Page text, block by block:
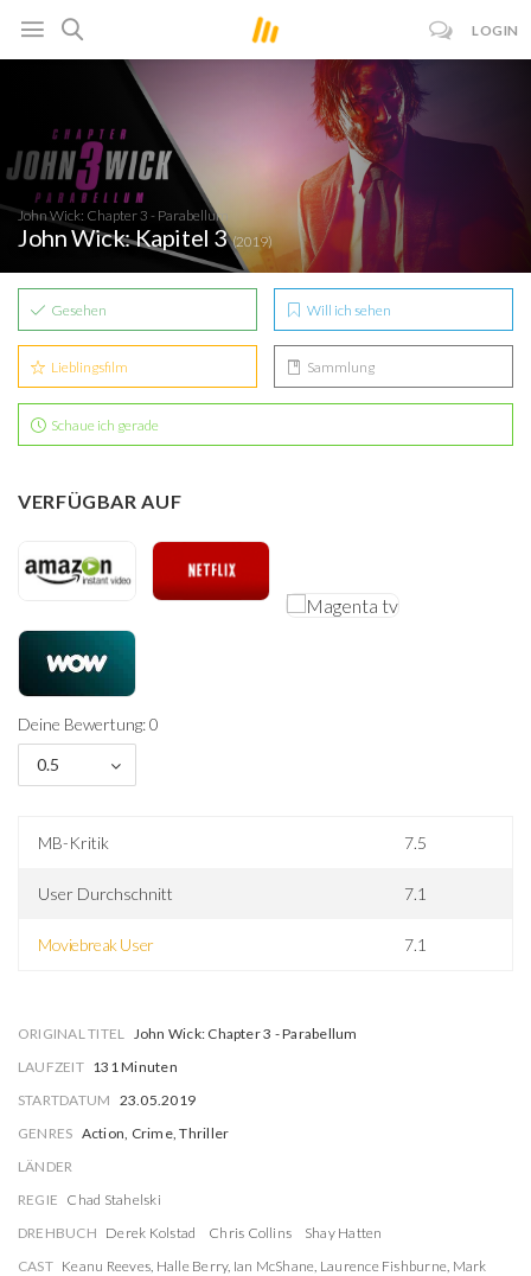
LOGIN
John Wick: Chapter 3 - Parabellum
John Wick: Kapitel 3(2019)
Gesehen Will ich sehen
Lieblingsfilm Sammlung
Schaue ich gerade
VERFÜGBAR AUF
Deine Bewertung: 0
0.5
MB-Kritik 7.5
User Durchschnitt 7.1
Moviebreak User 7.1
ORIGINAL TITEL
John Wick: Chapter 3 - Parabellum
LAUFZEIT 131 Minuten
STARTDATUM 23.05.2019
GENRES Action, Crime, Thriller
LÄNDER
REGIE Chad Stahelski
DREHBUCH Derek Kolstad Chris Collins
Shay Hatten
CAST Keanu Reeves Halle Berry, Ian McShane Laurence Fishburne Mark